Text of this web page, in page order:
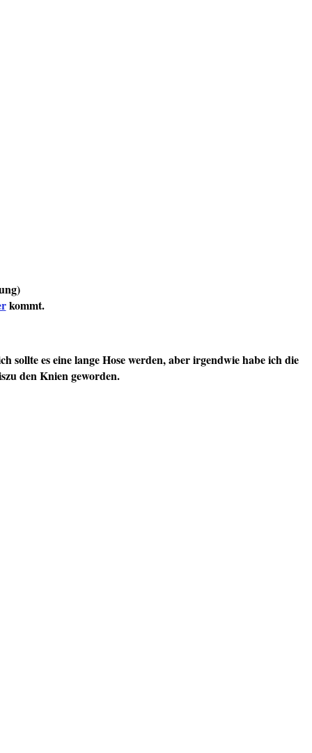
kommt.
sollte es eine lange Hose werden, aber irgendwie habe ich die
den Knien geworden.